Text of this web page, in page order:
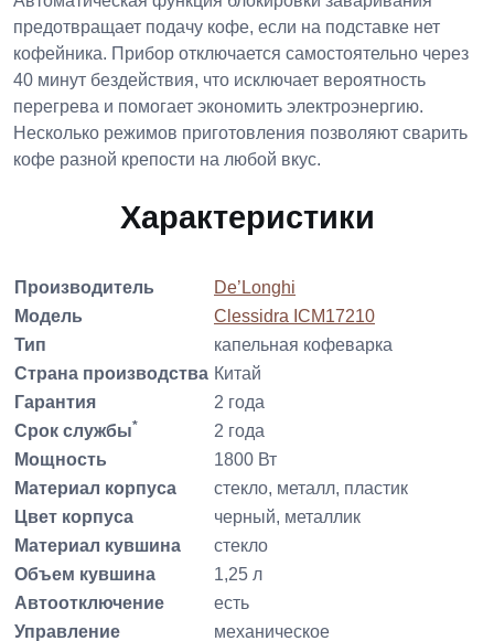
предотвращает подачу кофе, если на подставке нет
кофейника. Прибор отключается самостоятельно через
40 минут бездействия, что исключает вероятность
перегрева и помогает экономить электроэнергию.
Несколько режимов приготовления позволяют сварить
кофе разной крепости на любой вкус.
Характеристики
Производитель
De’Longhi
Модель
Clessidra ICM17210
Тип
капельная кофеварка
Страна производства Китай
Гарантия
2 года
Срок службы*
2 года
Мощность
1800 Вт
Материал корпуса
стекло, металл, пластик
Цвет корпуса
черный, металлик
Материал кувшина
стекло
Объем кувшина
1,25 л
Автоотключение
есть
Управление
механическое